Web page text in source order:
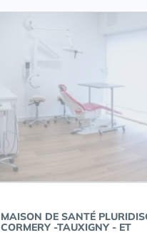
MAISON DE SANTÉ
CORMERY -TAUXIGNY - ET